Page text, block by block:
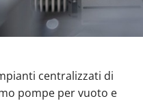
centralizzati di
pompe per vuoto e